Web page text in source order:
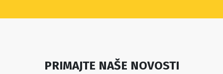
PRIMAJTE NAŠE NOVOSTI